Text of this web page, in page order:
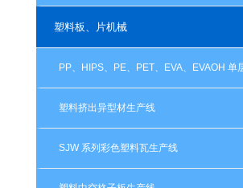
塑料板、片机械
PP、HIPS、PE、PET、EVA、EVAOH 单
塑料挤出异型材生产线
SJW 系列彩色塑料瓦生产线